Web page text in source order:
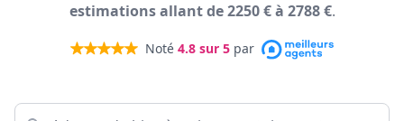
estimations allant de 2250 € à 2788 €.
Noté 4.8 sur 5 par